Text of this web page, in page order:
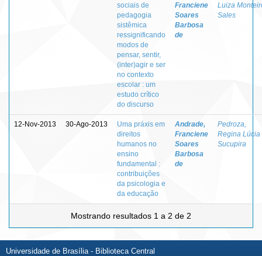
sociais de
pedagogia
sistêmica
ressignificando
modos de
pensar, sentir,
(inter)agir e ser
no contexto
escolar : um
estudo crítico
do discurso
Franciene
Soares
Barbosa
de
Luiza
Sales
12-Nov-2013 30-Ago-2013
Uma práxis em
direitos
humanos no
ensino
fundamental :
contribuições
da psicologia e
da educação
Andrade,
Franciene
Soares
Barbosa
de
Pedroza,
Regina Lúcia
Sucupira
Mostrando resultados 1 a 2 de 2
Universidade de Brasília - Biblioteca Central